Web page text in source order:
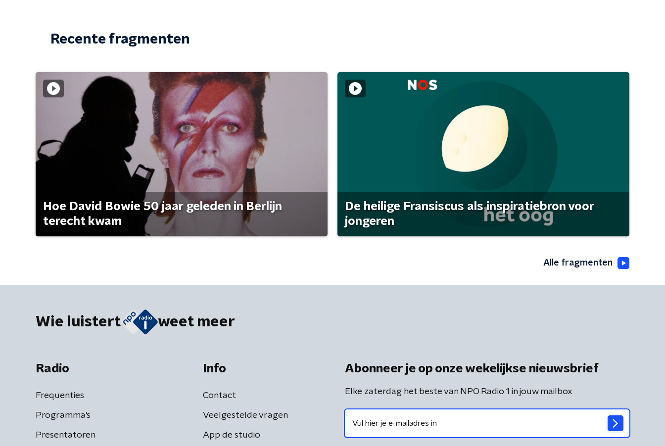
Recente fragmenten
Hoe David Bowie 50 jaar geleden in Berlijn
terecht kwam
De heilige Fransiscus als inspiratiebron voor
jongeren
Alle fragmenten
Wie luistert weet meer
Radio
Frequenties
Programma's
Presentatoren
Info
Contact
Veelgestelde vragen
App de studio
Abonneer je op onze wekelijkse nieuwsbrief
Elke zaterdag het beste van NPO Radio 1 in jouw mailbox